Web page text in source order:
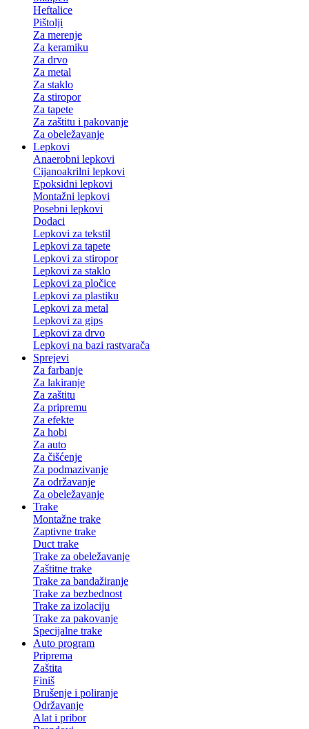
Heftalice
Pištolji
Za merenje
Za keramiku
Za drvo
Za metal
Za staklo
Za stiropor
Za tapete
Za zaštitu i pakovanje
Za obeležavanje
Lepkovi
Anaerobni lepkovi
Cijanoakrilni lepkovi
Epoksidni lepkovi
Montažni lepkovi
Posebni lepkovi
Dodaci
Lepkovi za tekstil
Lepkovi za tapete
Lepkovi za stiropor
Lepkovi za staklo
Lepkovi za pločice
Lepkovi za plastiku
Lepkovi za metal
Lepkovi za gips
Lepkovi za drvo
Lepkovi na bazi rastvarača
Sprejevi
Za farbanje
Za lakiranje
Za zaštitu
Za pripremu
Za efekte
Za hobi
Za auto
Za čišćenje
Za podmazivanje
Za održavanje
Za obeležavanje
Trake
Montažne trake
Zaptivne trake
Duct trake
Trake za obeležavanje
Zaštitne trake
Trake za bandažiranje
Trake za bezbednost
Trake za izolaciju
Trake za pakovanje
Specijalne trake
Auto program
Priprema
Zaštita
Finiš
Brušenje i poliranje
Održavanje
Alat i pribor